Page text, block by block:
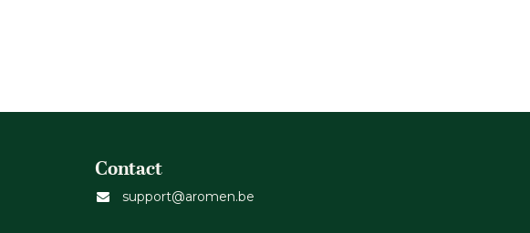
Contact
support@aromen.be